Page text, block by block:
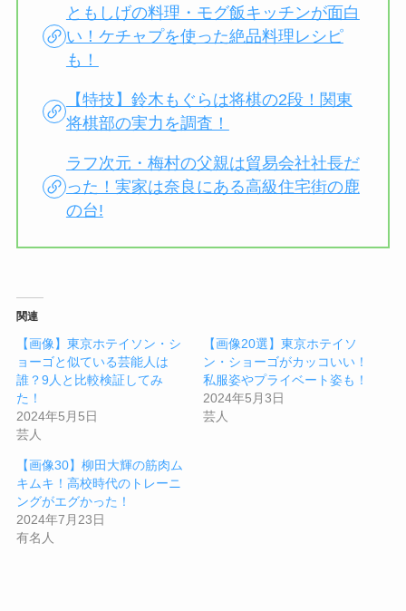
ともしげの料理・モグ飯キッチンが面白
い！ケチャプを使った絶品料理レシピ
も！
【特技】鈴木もぐらは将棋の2段！関東
将棋部の実力を調査！
ラフ次元・梅村の父親は貿易会社社長だ
った！実家は奈良にある高級住宅街の鹿
の台!
関連
【画像】東京ホテイソン・シ
ョーゴと似ている芸能人は
誰？9人と比較検証してみ
た！
2024年5月5日
芸人
【画像20選】東京ホテイソ
ン・ショーゴがカッコいい！
私服姿やプライベート姿も！
2024年5月3日
芸人
【画像30】柳田大輝の筋肉ム
キムキ！高校時代のトレーニ
ングがエグかった！
2024年7月23日
有名人